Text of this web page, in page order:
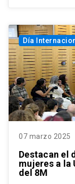
Día
07 marzo 2025
Destacan el
mujeres a la
del 8M